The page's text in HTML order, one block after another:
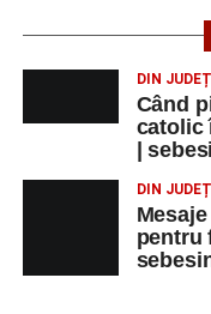
DIN JUDEȚ
Când
catolic
|
DIN JUDEȚ
pentru